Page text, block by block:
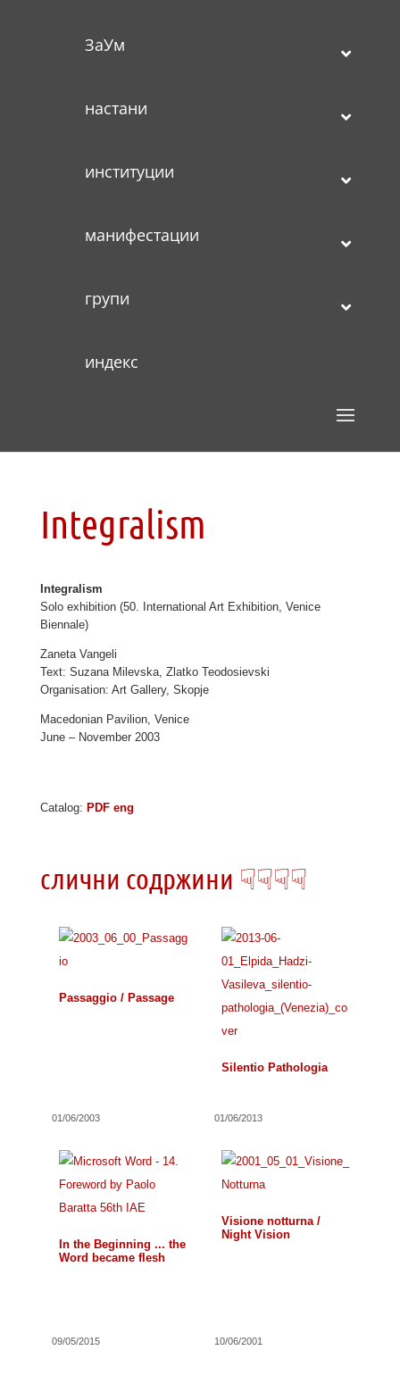
ЗаУм
настани
институции
манифестации
групи
индекс
Integralism
Integralism
Solo exhibition (50. International Art Exhibition, Venice
Biennale)
Zaneta Vangeli
Text: Suzana Milevska, Zlatko Teodosievski
Organisation: Art Gallery, Skopje
Macedonian Pavilion, Venice
June – November 2003
Catalog: PDF eng
слични содржини ☟☟☟☟
Passaggio / Passage
01/06/2003
Silentio Pathologia
01/06/2013
In the Beginning ... the
Word became flesh
09/05/2015
Visione notturna /
Night Vision
10/06/2001